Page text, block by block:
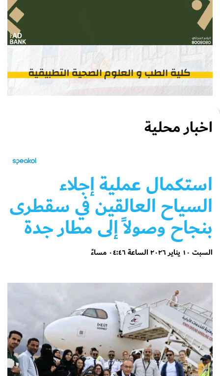
اخبار محلية
استكمال عملية إجلاء
السياح العالقين في سقطرى
بنجاح وصولاً إلى مطار جدة
السبت ١٠ يناير ٢٠٢٦ الساعة ٠٤:٤٦ مساءً